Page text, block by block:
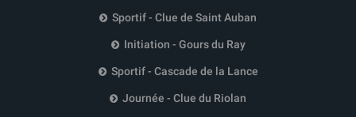
Sportif - Clue de Saint Auban
Initiation - Gours du Ray
Sportif - Cascade de la Lance
Journée - Clue du Riolan